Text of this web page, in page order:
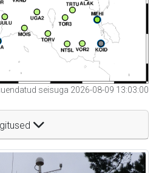
seisuga 2026-08-09 13:03:00